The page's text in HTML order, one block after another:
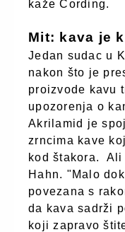
kaže Cording.
Mit: kava je
Jedan sudac u
nakon što je
proizvode kavu
upozorenja o
Akrilamid je
zrncima kave
kod štakora.
Ali
Hahn. "Malo
povezana s
da kava sadrži
koji zapravo